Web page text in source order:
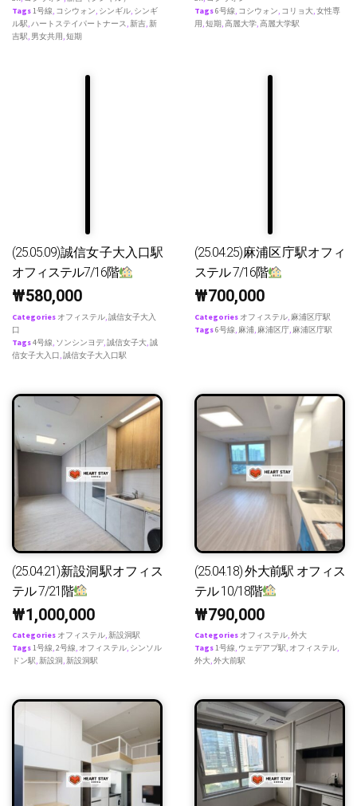
Tags1号線, コシウォン, シンギル, シンギ
ル駅,ハートステイパートナース,新吉,新
吉駅, 男女共用,短期
Tags6号線, コシウォン, コリョ大,女性専
用,短期,高麗大学,高麗大学駅
(25.05.09)誠信女子大入口駅
オフィステル7/16階
₩580,000
Categories オフィステル 誠信女子大入
口
Tags4号線 ソンシンヨデ 誠信女子大 誠
信女子大入口 誠信女子大入口駅
(25.04.25)麻浦区庁駅オフィ
ステル 7/16階
₩700,000
Categories オフィステル 麻浦区庁駅
Tags6号線 麻浦 麻浦区庁 麻浦区庁駅
(25.04.21)新設洞駅オフィス
テル 7/21階
₩1,000,000
Categories オフィステル,新設洞駅
Tags1号線,2号線, オフィステル, シンソル
ドン駅,新設洞,新設洞駅
(25.04.18) 外大前駅 オフィス
テル 10/18階
₩790,000
Categories オフィステル,外大
Tags1号線, ウェデアプ駅, オフィステル,
外大,外大前駅